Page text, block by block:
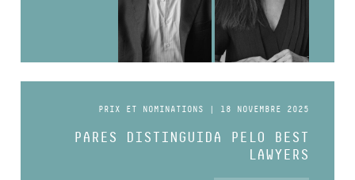
PRIX ET NOMINATIONS | 18 NOVEMBRE 2025
PARES DISTINGUIDA PELO BEST
LAWYERS